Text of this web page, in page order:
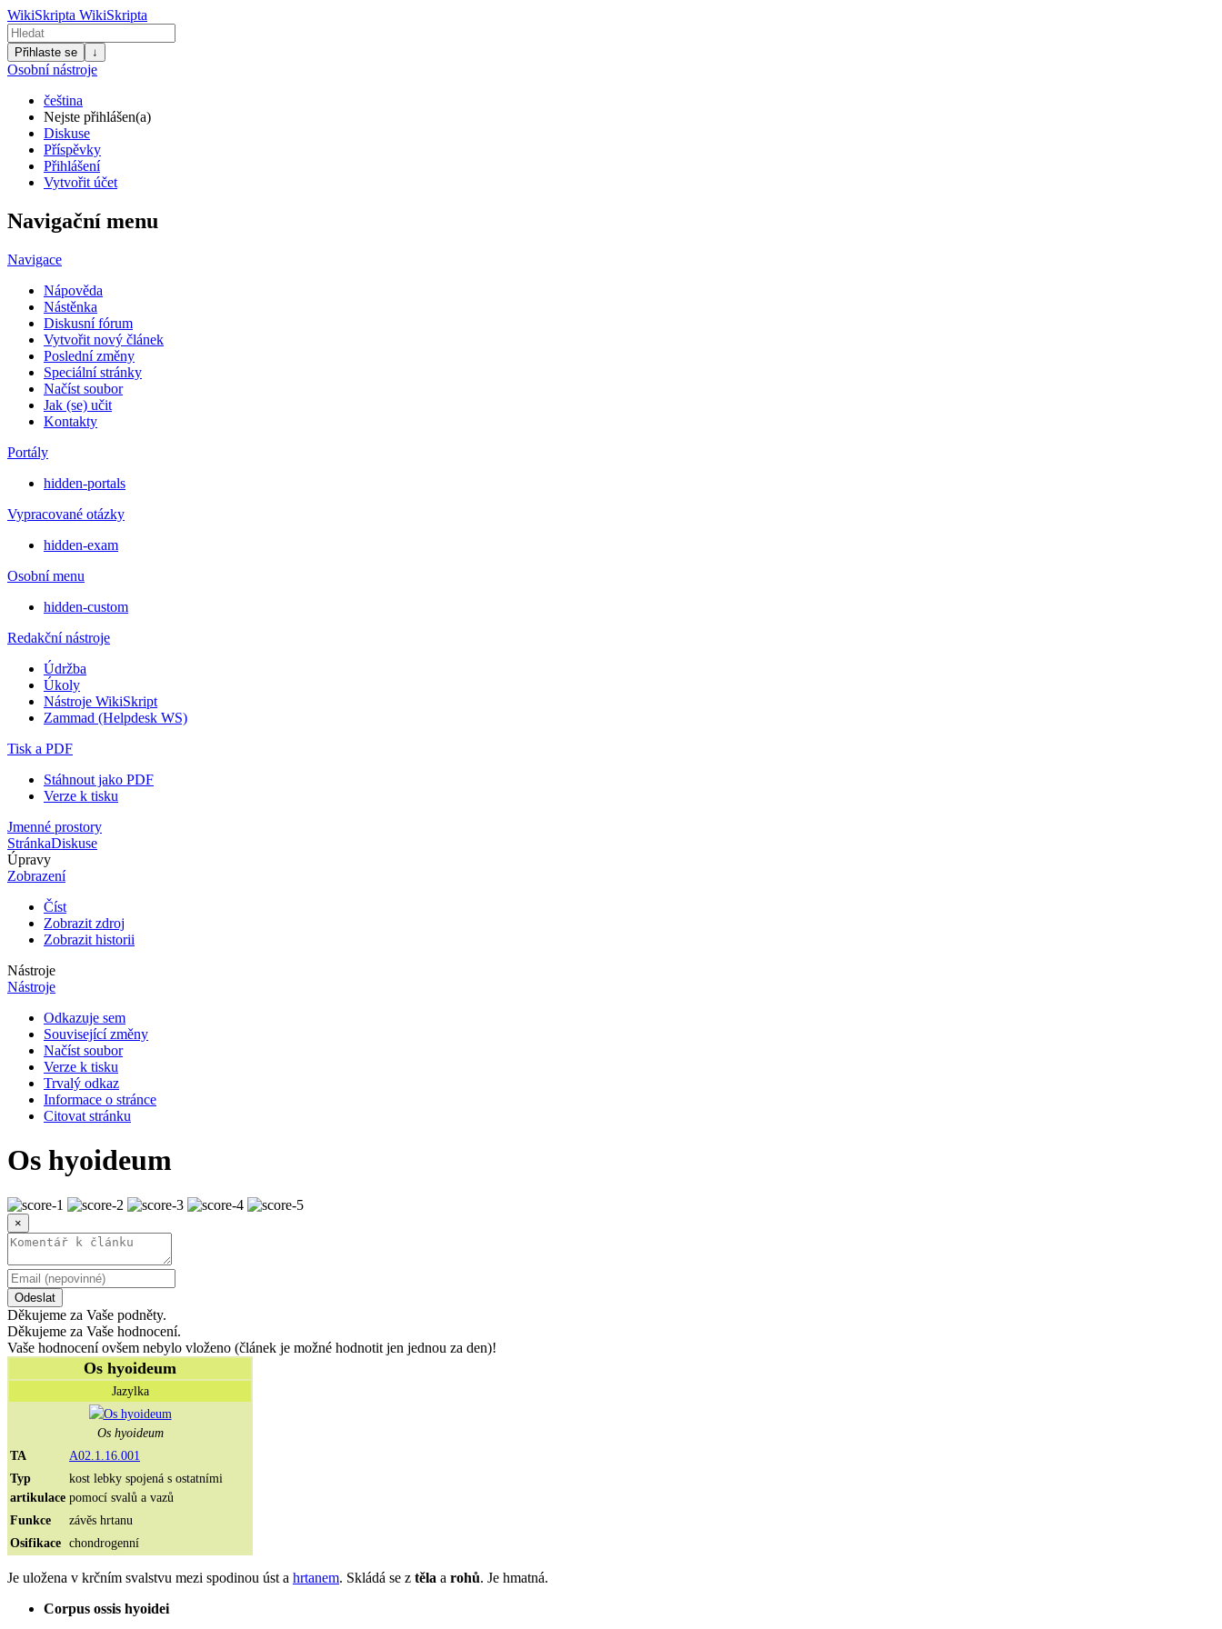
WikiSkripta WikiSkripta
Přihlaste se ↓
Osobní nástroje
čeština
Nejste přihlášen(a)
Diskuse
Příspěvky
Přihlášení
Vytvořit účet
Navigační menu
Navigace
Nápověda
Nástěnka
Diskusní fórum
Vytvořit nový článek
Poslední změny
Speciální stránky
Načíst soubor
Jak (se) učit
Kontakty
Portály
hidden-portals
Vypracované otázky
hidden-exam
Osobní menu
hidden-custom
Redakční nástroje
Údržba
Úkoly
Nástroje WikiSkript
Zammad (Helpdesk WS)
Tisk a PDF
Stáhnout jako PDF
Verze k tisku
Jmenné prostory
StránkaDiskuse
Úpravy
Zobrazení
Číst
Zobrazit zdroj
Zobrazit historii
Nástroje
Nástroje
Odkazuje sem
Související změny
Načíst soubor
Verze k tisku
Trvalý odkaz
Informace o stránce
Citovat stránku
Os hyoideum
×
Odeslat
Děkujeme za Vaše podněty.
Děkujeme za Vaše hodnocení.
Vaše hodnocení ovšem nebylo vloženo (článek je možné hodnotit jen jednou za den)!
Os hyoideum
Jazylka
Os hyoideum
TA
A02.1.16.001
Typ
artikulace
kost lebky spojená s ostatními
pomocí svalů a vazů
Funkce
závěs hrtanu
Osifikace chondrogenní
Je uložena v krčním svalstvu mezi spodinou úst a hrtanem. Skládá se z těla a rohů. Je hmatná.
Corpus ossis hyoidei